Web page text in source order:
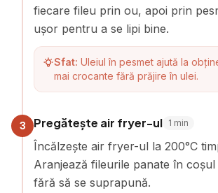
fiecare fileu prin ou, apoi prin
ușor pentru a se lipi bine.
Sfat: Uleiul în pesmet ajută la
mai crocante fără prăjire în ulei.
3 Pregătește air fryer-ul 1 min
Încălzește air fryer-ul la 200°C
Aranjează fileurile panate în
fără să se suprapună.